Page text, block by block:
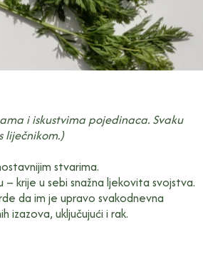
i iskustvima pojedinaca. Svaku
liječnikom.)
stvarima.
krije u sebi snažna ljekovita svojstva.
da im je upravo svakodnevna
izazova, uključujući i rak.